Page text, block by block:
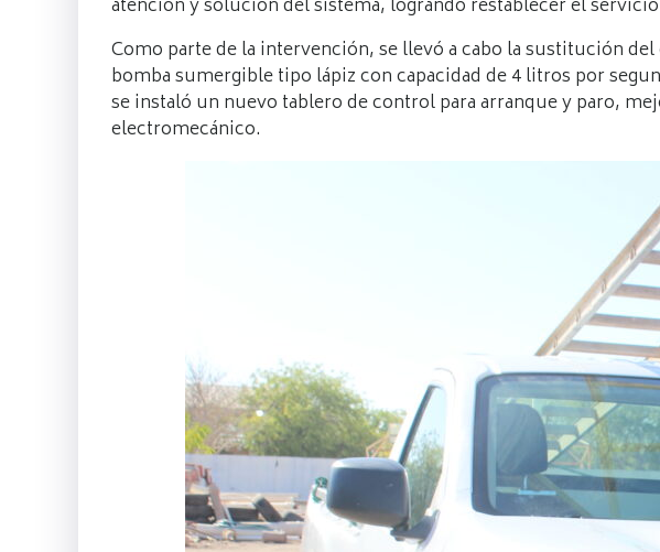
atención y solución del sistema, logrando restablecer el
Como parte de la intervención, se llevó a cabo la sustitución
bomba sumergible tipo lápiz con capacidad de 4 litros por
se instaló un nuevo tablero de control para arranque y paro,
electromecánico.